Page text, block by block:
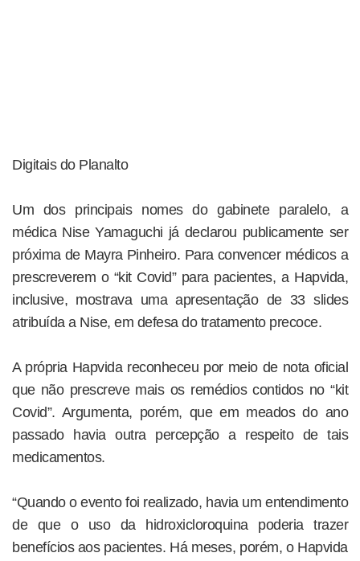
Digitais do Planalto
Um dos principais nomes do gabinete paralelo, a
médica Nise Yamaguchi já declarou publicamente ser
próxima de Mayra Pinheiro. Para convencer médicos a
prescreverem o “kit Covid” para pacientes, a Hapvida,
inclusive, mostrava uma apresentação de 33 slides
atribuída a Nise, em defesa do tratamento precoce.
A própria Hapvida reconheceu por meio de nota oficial
que não prescreve mais os remédios contidos no “kit
Covid”. Argumenta, porém, que em meados do ano
passado havia outra percepção a respeito de tais
medicamentos.
“Quando o evento foi realizado, havia um entendimento
de que o uso da hidroxicloroquina poderia trazer
benefícios aos pacientes. Há meses, porém, o Hapvida